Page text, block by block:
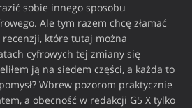
sobie innego sposobu
Ale tym razem chcę złamać
które tutaj można
cyfrowych tej zmiany się
ją na siedem części, a każda to
Wbrew pozorom praktycznie
a obecność w redakcji G5 X tylko